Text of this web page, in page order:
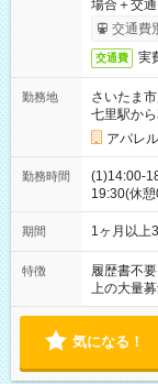
場合＋交
交通費
交通費 実
勤務地
さいたま
七里駅か
アパレ
勤務時間
(1)14:00-
19:30(休
ます
期間 1ヶ月以上
特徴 履歴書不要
上の大量
気になる！